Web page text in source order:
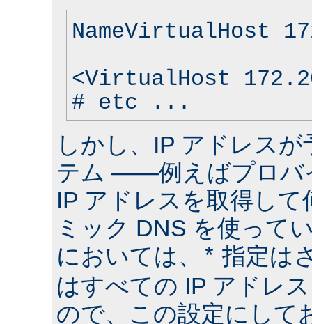
NameVirtualHost
<VirtualHost
# etc ...
しかし、IP アドレス
テム ――例えばプロバ
IP アドレスを取得し
ミック DNS を使っ
においては、
* 指定は
はすべての IP アドレ
ので、この設定にして